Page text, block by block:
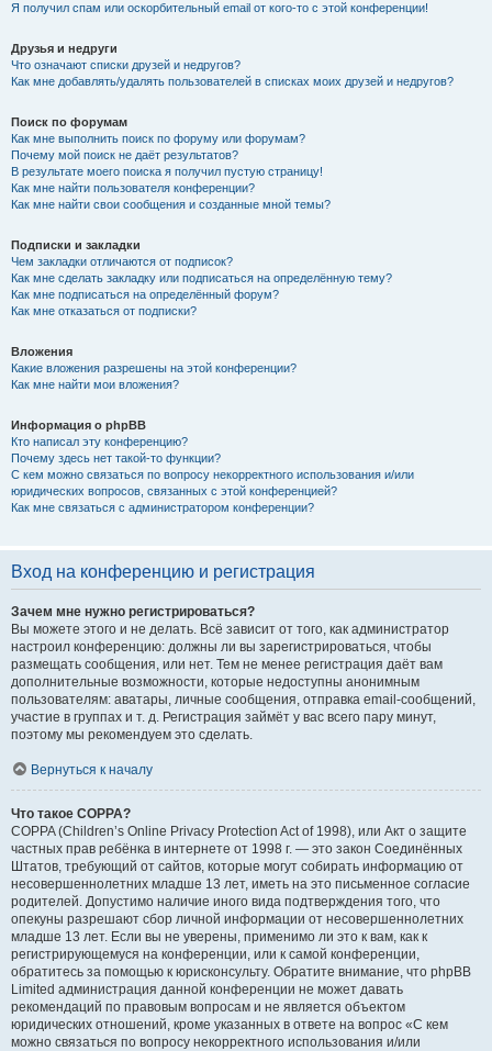
Я получил спам или оскорбительный email от кого-то с этой конференции!
Друзья и недруги
Что означают списки друзей и недругов?
Как мне добавлять/удалять пользователей в списках моих друзей и недругов?
Поиск по форумам
Как мне выполнить поиск по форуму или форумам?
Почему мой поиск не даёт результатов?
В результате моего поиска я получил пустую страницу!
Как мне найти пользователя конференции?
Как мне найти свои сообщения и созданные мной темы?
Подписки и закладки
Чем закладки отличаются от подписок?
Как мне сделать закладку или подписаться на определённую тему?
Как мне подписаться на определённый форум?
Как мне отказаться от подписки?
Вложения
Какие вложения разрешены на этой конференции?
Как мне найти мои вложения?
Информация о phpBB
Кто написал эту конференцию?
Почему здесь нет такой-то функции?
С кем можно связаться по вопросу некорректного использования и/или
юридических вопросов, связанных с этой конференцией?
Как мне связаться с администратором конференции?
Вход на конференцию и регистрация
Зачем мне нужно регистрироваться?
Вы можете этого и не делать. Всё зависит от того, как администратор
настроил конференцию: должны ли вы зарегистрироваться, чтобы
размещать сообщения, или нет. Тем не менее регистрация даёт вам
дополнительные возможности, которые недоступны анонимным
пользователям: аватары, личные сообщения, отправка email-сообщений,
участие в группах и т. д. Регистрация займёт у вас всего пару минут,
поэтому мы рекомендуем это сделать.
Вернуться к началу
Что такое COPPA?
COPPA (Children’s Online Privacy Protection Act of 1998), или Акт о защите
частных прав ребёнка в интернете от 1998 г. — это закон Соединённых
Штатов, требующий от сайтов, которые могут собирать информацию от
несовершеннолетних младше 13 лет, иметь на это письменное согласие
родителей. Допустимо наличие иного вида подтверждения того, что
опекуны разрешают сбор личной информации от несовершеннолетних
младше 13 лет. Если вы не уверены, применимо ли это к вам, как к
регистрирующемуся на конференции, или к самой конференции,
обратитесь за помощью к юрисконсульту. Обратите внимание, что phpBB
Limited администрация данной конференции не может давать
рекомендаций по правовым вопросам и не является объектом
юридических отношений, кроме указанных в ответе на вопрос «С кем
можно связаться по вопросу некорректного использования и/или